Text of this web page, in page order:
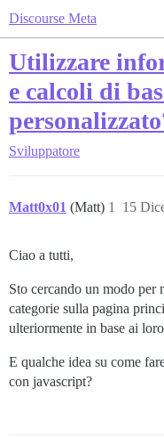
Discourse Meta
Utilizzare
e calcoli di
Sviluppatore
Matt0x01 (Matt) 15
1
Ciao a tutti,
Sto cercando un modo per
categorie sulla pagina
ulteriormente in base ai
E qualche idea su come
con javascript?